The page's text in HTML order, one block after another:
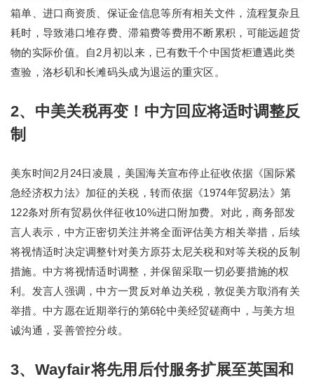
箱单、进口商资质、保证金信息等所有相关文件，流程复杂且
耗时，导致港口堆存费、滞箱费等费用不断累积，可能远超货
物的实际价值。自2月初以来，已有数千个中国货柜遭遇此类
查验，洛杉矶和长滩码头成为退运的重灾区。
2、中美关税再变！中方回应将适时调整反
制
美东时间2月24日凌晨，美国海关宣布停止征收依据《国际紧
急经济权力法》加征的关税，转而依据《1974年贸易法》第
122条对所有贸易伙伴征收10%进口附加费。对此，商务部发
言人表示，中方正密切关注并将全面评估美方相关举措，后续
将视情适时决定调整针对美方原芬太尼关税和对等关税的反制
措施。中方将视情适时调整，并保留采取一切必要措施的权
利。发言人强调，中方一贯反对单边关税，敦促美方取消有关
举措。中方愿在近期举行的第6轮中美经贸磋商中，与美方坦
诚沟通，妥善管控分歧。
3、Wayfair将先用后付服务扩展至英国和